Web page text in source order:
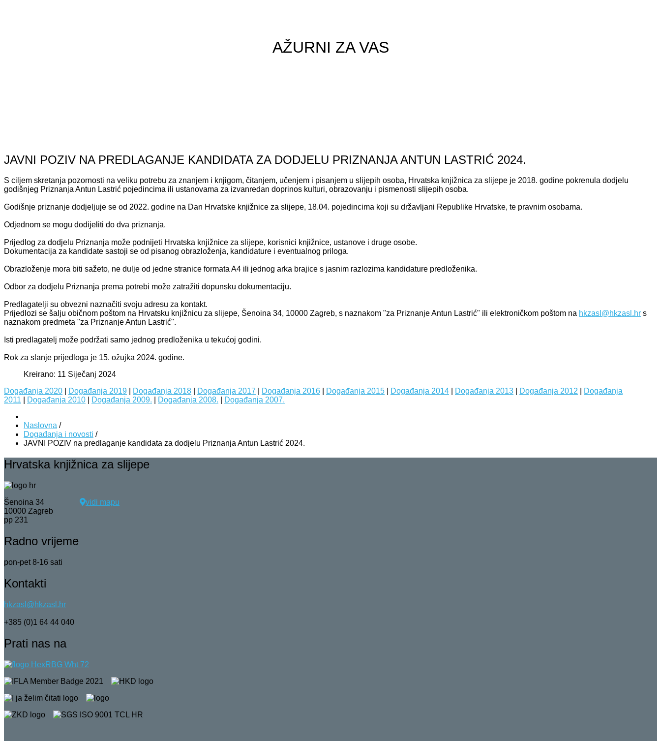
AŽURNI ZA VAS
JAVNI POZIV NA PREDLAGANJE KANDIDATA ZA DODJELU PRIZNANJA ANTUN LASTRIĆ 2024.
S ciljem skretanja pozornosti na veliku potrebu za znanjem i knjigom, čitanjem, učenjem i pisanjem u slijepih osoba, Hrvatska knjižnica za slijepe je 2018. godine pokrenula dodjelu
godišnjeg Priznanja Antun Lastrić pojedincima ili ustanovama za izvanredan doprinos kulturi, obrazovanju i pismenosti slijepih osoba.
Godišnje priznanje dodjeljuje se od 2022. godine na Dan Hrvatske knjižnice za slijepe, 18.04. pojedincima koji su državljani Republike Hrvatske, te pravnim osobama.
Odjednom se mogu dodijeliti do dva priznanja.
Prijedlog za dodjelu Priznanja može podnijeti Hrvatska knjižnice za slijepe, korisnici knjižnice, ustanove i druge osobe.
Dokumentacija za kandidate sastoji se od pisanog obrazloženja, kandidature i eventualnog priloga.
Obrazloženje mora biti sažeto, ne dulje od jedne stranice formata A4 ili jednog arka brajice s jasnim razlozima kandidature predloženika.
Odbor za dodjelu Priznanja prema potrebi može zatražiti dopunsku dokumentaciju.
Predlagatelji su obvezni naznačiti svoju adresu za kontakt.
Prijedlozi se šalju običnom poštom na Hrvatsku knjižnicu za slijepe, Šenoina 34, 10000 Zagreb, s naznakom "za Priznanje Antun Lastrić" ili elektroničkom poštom na hkzasl@hkzasl.hr s
naznakom predmeta "za Priznanje Antun Lastrić".
Isti predlagatelj može podržati samo jednog predloženika u tekućoj godini.
Rok za slanje prijedloga je 15. ožujka 2024. godine.
Kreirano: 11 Siječanj 2024
Događanja 2020
Događanja 2019 Događanja 2018 Događanja 2017 Događanja 2016 Događanja 2015 Događanja 2014 Događanja 2013 Događanja 2012
Događanja
2011
Događanja 2010 Događanja 2009. Događanja 2008. Događanja 2007.
Naslovna /
Događanja i novosti /
JAVNI POZIV na predlaganje kandidata za dodjelu Priznanja Antun Lastrić 2024.
Hrvatska knjižnica za slijepe
Šenoina 34
vidi mapu
10000 Zagreb
pp 231
Radno vrijeme
pon-pet 8-16 sati
Kontakti
hkzasl@hkzasl.hr
+385 (0)1 64 44 040
Prati nas na